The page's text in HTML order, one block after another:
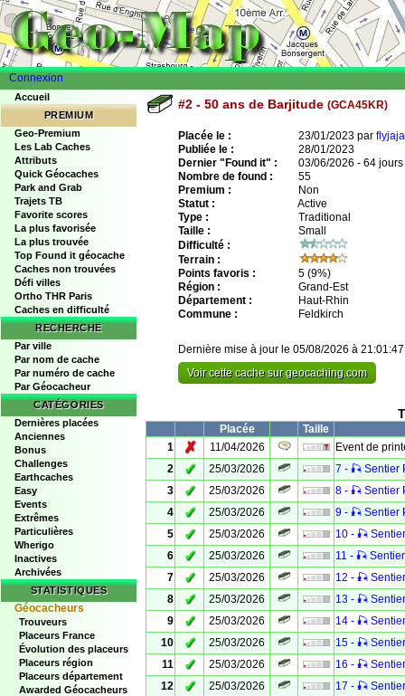
Connexion
Accueil
PREMIUM
Geo-Premium
Les Lab Caches
Attributs
Quick Géocaches
Park and Grab
Trajets TB
Favorite scores
La plus favorisée
La plus trouvée
Top Found it géocache
Caches non trouvées
Défi villes
Ortho THR Paris
Caches en difficulté
RECHERCHE
Par ville
Par nom de cache
Par numéro de cache
Par Géocacheur
CATÉGORIES
Dernières placées
Anciennes
Bonus
Challenges
Earthcaches
Easy
Events
Extrêmes
Particulières
Wherigo
Inactives
Archivées
STATISTIQUES
Géocacheurs
Trouveurs
Placeurs France
Évolution des placeurs
Placeurs région
Placeurs département
Awarded Géocacheurs
#2 - 50 ans de Barjitude (GCA45KR)
Placée le : 23/01/2023 par flyjaja
Publiée le :
28/01/2023
Dernier "Found it" :
03/06/2026 - 64 jours
Nombre de found :
55
Premium :
Non
Statut :
Active
Type :
Traditional
Taille :
Small
Difficulté :
Terrain :
Points favoris :
5 (9%)
Région :
Grand-Est
Département :
Haut-Rhin
Commune :
Feldkirch
Dernière mise à jour le 05/08/2026 à 21:01:47
Voir cette cache sur geocaching.com
Placée
Taille
1
✗ 11/04/2026
Event de
2
✓ 25/03/2026
7 - 🎣 Sentier
3
✓ 25/03/2026
8 - 🎣 Sentier
4
✓ 25/03/2026
9 - 🎣 Sentier
5
✓ 25/03/2026
10 - 🎣
6
✓ 25/03/2026
11 - 🎣
7
✓ 25/03/2026
12 - 🎣
8
✓ 25/03/2026
13 - 🎣
9
✓ 25/03/2026
14 - 🎣
10
✓ 25/03/2026
15 - 🎣
11
✓ 25/03/2026
16 - 🎣
12
✓ 25/03/2026
17 - 🎣